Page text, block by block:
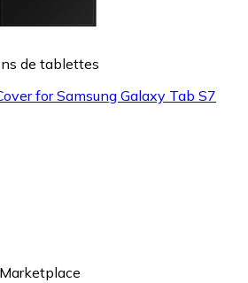
de tablettes
for Samsung Galaxy Tab S7